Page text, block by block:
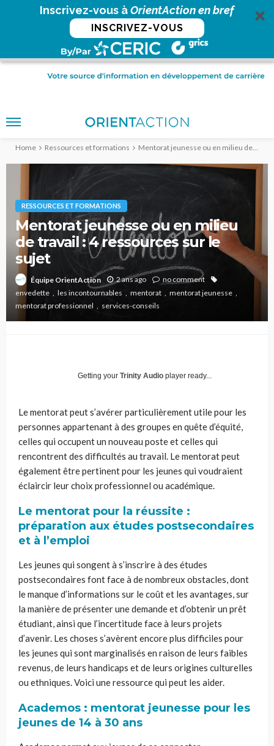
Inscrivez-vous àOrientAction en bref
INSCRIVEZ-VOUS
Home Ressources et formations Mentorat jeunesse ou en milieu de travail : 4 ressources sur le sujet
RESSOURCES ET FORMATIONS
Mentorat jeunesse ou en milieu
de travail : 4 ressources sur le
sujet
Équipe OrientAction 2 ans ago
no comment
envedette
les incontournables mentorat
mentorat jeunesse
mentorat professionnel
services-conseils
Getting your Trinity Audio player ready...
Le mentorat peut s’avérer particulièrement utile pour les
personnes appartenant à des groupes en quête d’équité,
celles qui occupent un nouveau poste et celles qui
rencontrent des difficultés au travail. Le mentorat peut
également être pertinent pour les jeunes qui voudraient
éclaircir leur choix professionnel ou académique.
Le mentorat pour la réussite :
préparation aux études postsecondaires
et à l’emploi
Les jeunes qui songent à s’inscrire à des études
postsecondaires font face à de nombreux obstacles, dont
le manque d’informations sur le coût et les avantages, sur
la manière de présenter une demande et d’obtenir un prêt
étudiant, ainsi que l’incertitude face à leurs projets
d’avenir. Les choses s’avèrent encore plus difficiles pour
les jeunes qui sont marginalisés en raison de leurs faibles
revenus, de leurs handicaps et de leurs origines culturelles
ou ethniques. Voici une ressource qui peut les aider.
Academos : mentorat jeunesse pour les
jeunes de 14 à 30 ans